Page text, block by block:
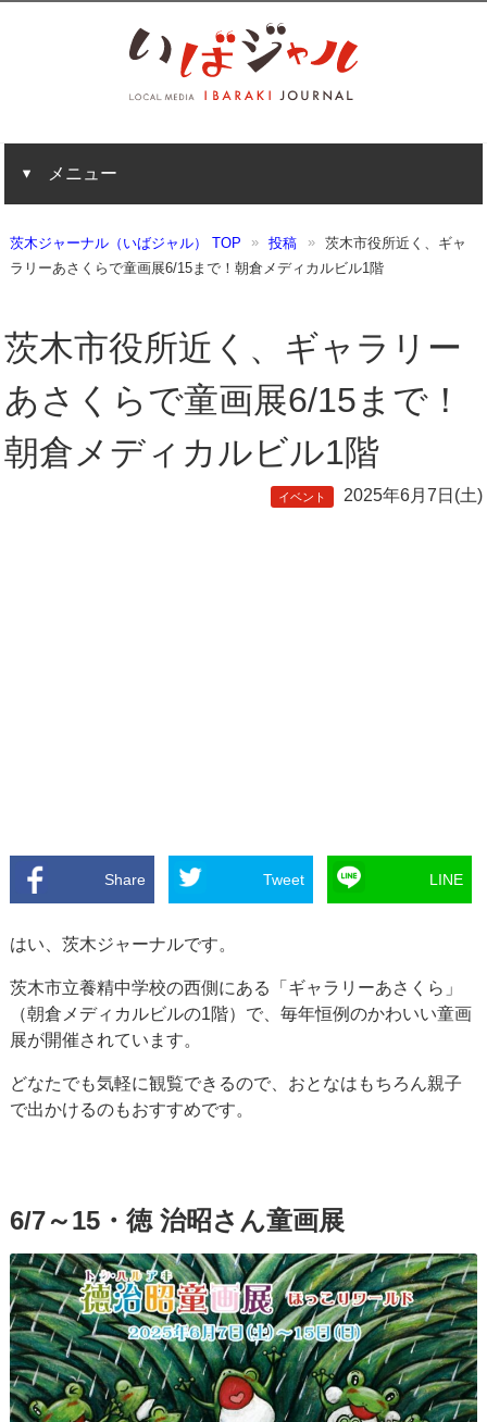
メニュー
茨木ジャーナル（いばジャル） TOP 投稿
茨木市役所近く、ギャ
ラリーあさくらで童画展6/15まで！朝倉メディカルビル1階
茨木市役所近く、ギャラリー
あさくらで童画展6/15まで！
朝倉メディカルビル1階
イベント 2025年6月7日(土)
Share Tweet LINE
はい、茨木ジャーナルです。
茨木市立養精中学校の西側にある「ギャラリーあさくら」
（朝倉メディカルビルの1階）で、毎年恒例のかわいい童画
展が開催されています。
どなたでも気軽に観覧できるので、おとなはもちろん親子
で出かけるのもおすすめです。
6/7～15・徳 治昭さん童画展